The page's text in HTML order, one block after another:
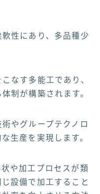
性にあり、多品種少
なす多能工であり、
制が構築されます。
やグループテクノロ
生産を実現します。
や加工プロセスが類
設備で加工すること